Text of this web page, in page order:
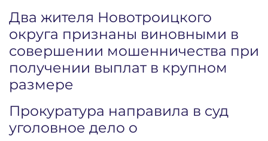
Два жителя Новотроицкого
округа признаны виновными в
совершении мошенничества при
получении выплат в крупном
размере
Прокуратура направила в суд
уголовное дело о